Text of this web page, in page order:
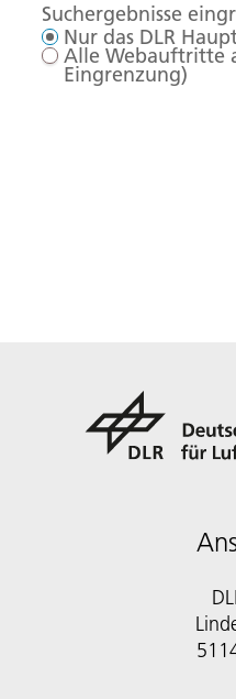
Suchergebnisse
Nur das DLR
Alle Webauftritte
Eingrenzung)